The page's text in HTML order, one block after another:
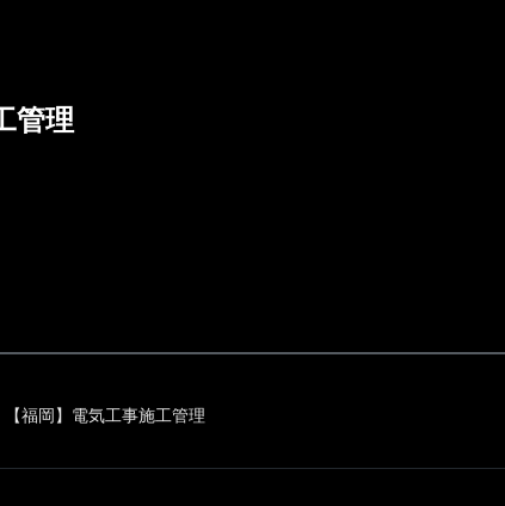
管理
【福岡】電気工事施工管理